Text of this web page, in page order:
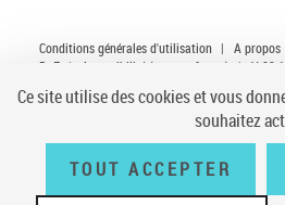
Conditions générales d'utilisation | A propos
BnF | Accessibilité (non conforme) | V
Ce site utilise des cookies et vous
souhaitez
TOUT ACCEPTER